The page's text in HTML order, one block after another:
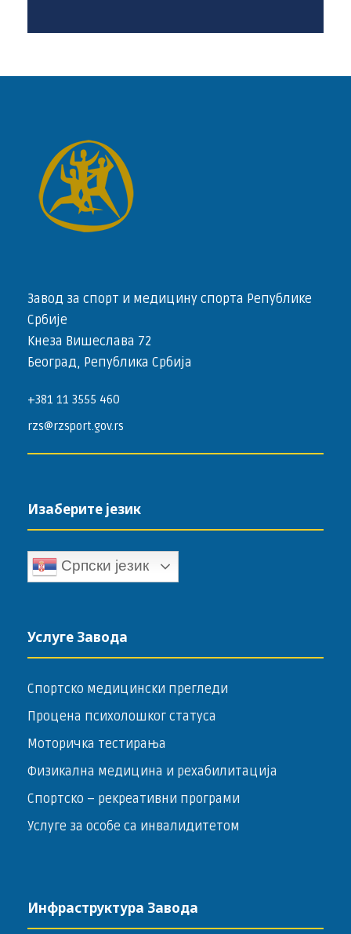
Завод за спорт и медицину спорта Републике
Србије
Кнеза Вишеслава 72
Београд, Република Србија
+381 11 3555 460
rzs@rzsport.gov.rs
Изаберите језик
Српски језик
Услуге Завода
Спортско медицински прегледи
Процена психолошког статуса
Моторичка тестирања
Физикална медицина и рехабилитација
Спортско – ­рекреативни програми
Услуге за особе са инвалидитетом
Инфраструктура Завода